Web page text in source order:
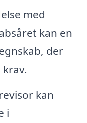
med
kan en
der
kan
i